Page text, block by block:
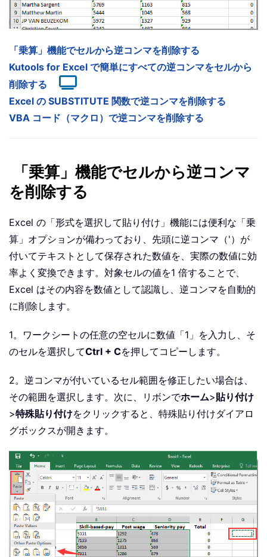
「乗算」機能でセルから逆コンマを削除する
Kutools for Excel で簡単にすべての逆コンマをセルから
削除する
Excel の SUBSTITUTE 関数で逆コンマを削除する
VBA コード（マクロ）で逆コンマを削除する
「乗算」機能でセルから逆コンマ
を削除する
Excel の「形式を選択して貼り付け」機能には便利な「乗
算」オプションが備わっており、先頭に逆コンマ（'）が
付いてテキストとして保存された数値を、実際の数値に効
率よく変換できます。対象セルの値を1 倍することで、
Excel はその内容を数値として認識し、逆コンマを自動的
に削除します。
1。ワークシートの任意の空セルに数値「1」を入力し、そ
のセルを選択してCtrl + Cを押してコピーします。
2。逆コンマが付いているセル範囲を修正したい場合は、
その範囲を選択します。次に、リボンでホーム>貼り付け
>特殊貼り付けをクリックすると、特殊貼り付けダイアロ
グボックスが開きます。